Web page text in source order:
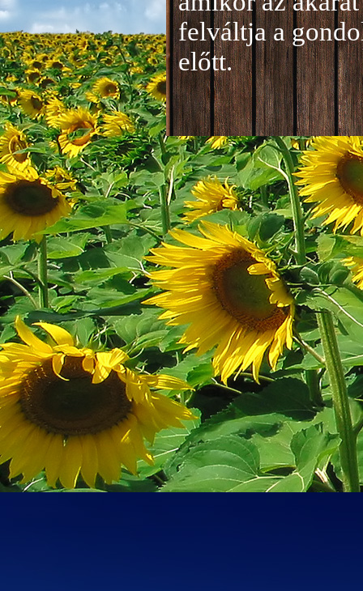
felváltja a
előtt.
Jelentkezés a
A
folyamatosan
benyújtása a je
történik mind
személyesen.
személyesen a
címen tudjátok
Kérelmeteket